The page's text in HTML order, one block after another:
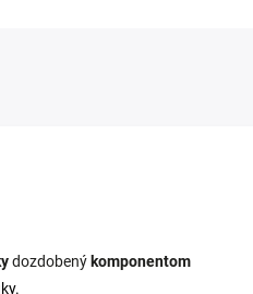
dozdobený komponentom
.